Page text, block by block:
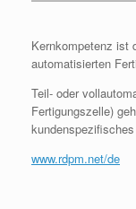
Kernkompetenz ist
automatisierten
Teil- oder
Fertigungszelle)
www.rdpm.net/de